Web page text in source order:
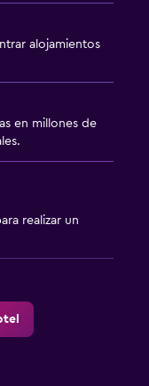
alojamientos
en millones de
realizar un